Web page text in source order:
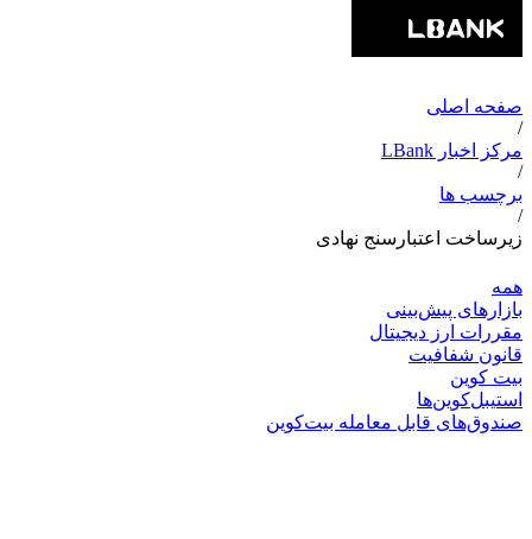
صفحه اصلی
/
مرکز اخبار LBank
/
برچسب ها
/
زیرساخت اعتبارسنج نهادی
همه
بازارهای پیش‌بینی
مقررات ارز دیجیتال
قانون شفافیت
بیت کوین
استیبل‌کوین‌ها
صندوق‌های قابل معامله بیت‌کوین